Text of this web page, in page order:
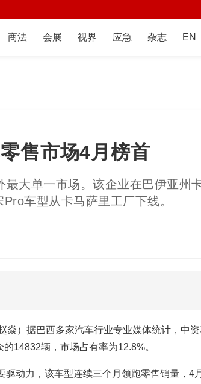
商法 会展 视界 应急 杂志 EN
售市场4月榜首
单一市场。该企业在巴伊亚州
车型从卡马萨里工厂下线。
焱）据巴西多家汽车行业专业媒体统计，中
14832辆，市场占有率为12.8%。
驱动力，该车型连续三个月领跑零售销量，